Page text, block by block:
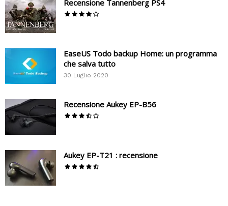
Recensione Tannenberg PS4
EaseUS Todo backup Home: un programma
che salva tutto
30 Luglio 2020
Recensione Aukey EP-B56
Aukey EP-T21 : recensione